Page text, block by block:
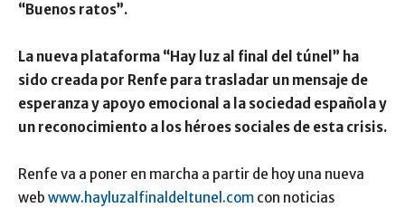
“Buenos ratos”.
La nueva plataforma “Hay luz al final del túnel” ha
sido creada por Renfe para trasladar un mensaje de
esperanza y apoyo emocional a la sociedad española y
un reconocimiento a los héroes sociales de esta crisis.
Renfe va a poner en marcha a partir de hoy una nueva
web www.hayluzalfinaldeltunel.com con noticias